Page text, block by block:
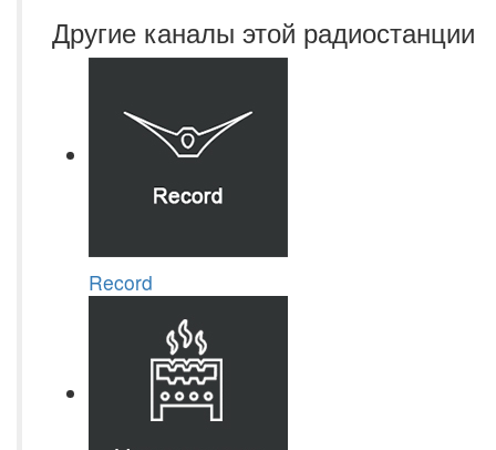
Другие каналы этой радиостанции
Record